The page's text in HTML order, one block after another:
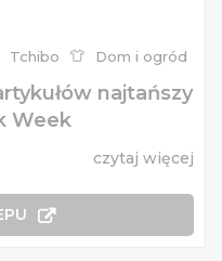
Tchibo Dom i ogród
najtańszy
Week
czytaj więcej